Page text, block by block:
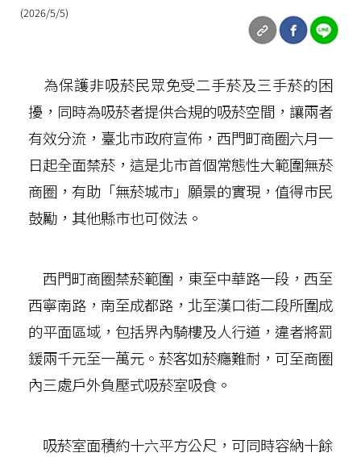
(2026/5/5)
為保護非吸菸民眾免受二手菸及三手菸的困
擾，同時為吸菸者提供合規的吸菸空間，讓兩者
有效分流，臺北市政府宣佈，西門町商圈六月一
日起全面禁菸，這是北市首個常態性大範圍無菸
商圈，有助「無菸城市」願景的實現，值得市民
鼓勵，其他縣市也可傚法。
西門町商圈禁菸範圍，東至中華路一段，西至
西寧南路，南至成都路，北至漢口街二段所圍成
的平面區域，包括界內騎樓及人行道，違者將罰
鍰兩千元至一萬元。菸客如菸癮難耐，可至商圈
內三處戶外負壓式吸菸室吸食。
吸菸室面積約十六平方公尺，可同時容納十餘